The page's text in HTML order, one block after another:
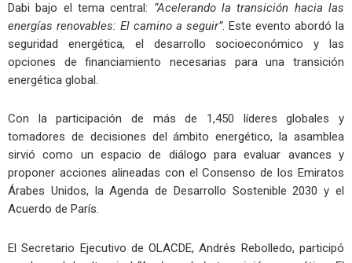
Dabi bajo el tema central: “Acelerando la transición hacia las
energías renovables: El camino a seguir”. Este evento abordó la
seguridad energética, el desarrollo socioeconómico y las
opciones de financiamiento necesarias para una transición
energética global.
Con la participación de más de 1,450 líderes globales y
tomadores de decisiones del ámbito energético, la asamblea
sirvió como un espacio de diálogo para evaluar avances y
proponer acciones alineadas con el Consenso de los Emiratos
Árabes Unidos, la Agenda de Desarrollo Sostenible 2030 y el
Acuerdo de París.
El Secretario Ejecutivo de OLACDE, Andrés Rebolledo, participó